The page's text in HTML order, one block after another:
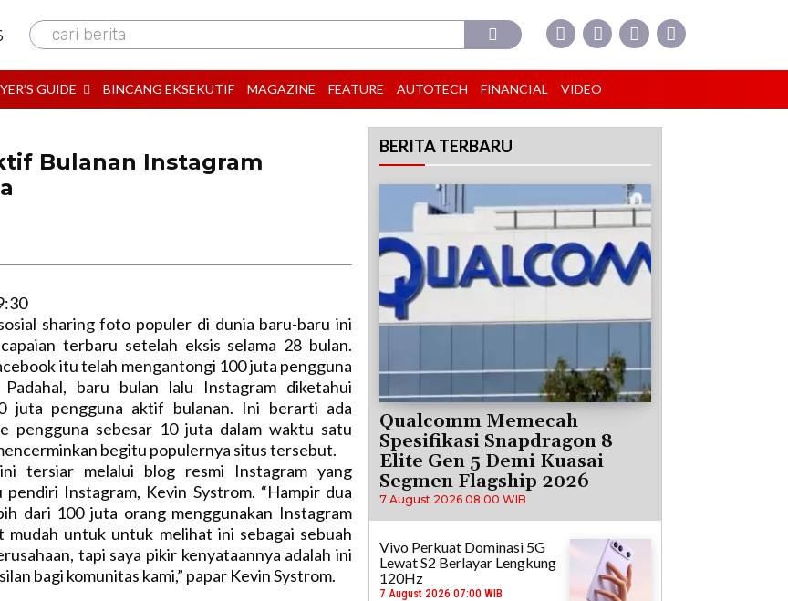
cari berita
GUIDE BINCANG EKSEKUTIF MAGAZINE FEATURE AUTOTECH FINANCIAL VIDEO
Bulanan Instagram
sharing foto populer di dunia baru-baru ini
terbaru setelah eksis selama 28 bulan.
itu telah mengantongi 100 juta pengguna
baru bulan lalu Instagram diketahui
juta pengguna aktif bulanan. Ini berarti ada
pengguna sebesar 10 juta dalam waktu satu
begitu populernya situs tersebut.
tersiar melalui blog resmi Instagram yang
pendiri Instagram, Kevin Systrom. “Hampir dua
dari 100 juta orang menggunakan Instagram
mudah untuk untuk melihat ini sebagai sebuah
tapi saya pikir kenyataannya adalah ini
bagi komunitas kami,” papar Kevin Systrom.
BERITA TERBARU
Qualcomm Memecah
Spesifikasi Snapdragon 8
Elite Gen 5 Demi Kuasai
Segmen Flagship 2026
7 August 2026 08:00 WIB
Vivo Perkuat Dominasi 5G
Lewat S2 Berlayar Lengkung
120Hz
7 August 2026 07:00 WIB